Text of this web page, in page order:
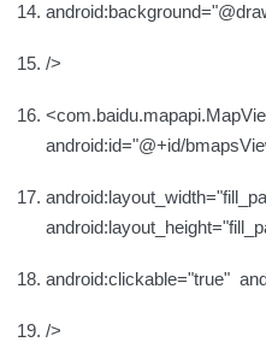
/>
android:id="@+id/
android:clickable="true"
/>